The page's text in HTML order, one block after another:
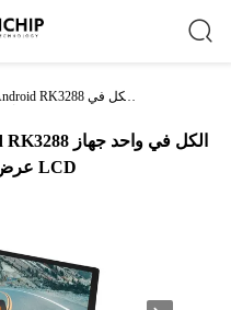
عرض لافتات رقمية LCD